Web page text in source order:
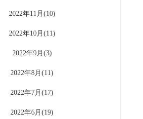
2022年11月(10)
2022年10月(11)
2022年9月(3)
2022年8月(11)
2022年7月(17)
2022年6月(19)